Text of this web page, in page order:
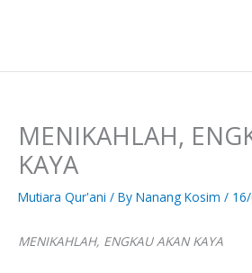
MENIKAHLAH,
KAYA
Mutiara Qur'ani / By Nanang Kosim /
MENIKAHLAH, ENGKAU AKAN KAYA